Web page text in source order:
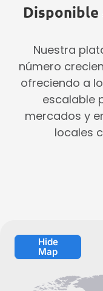
Nuestra
número
ofreciendo a
escalable
mercados y
locales
Hide
Map